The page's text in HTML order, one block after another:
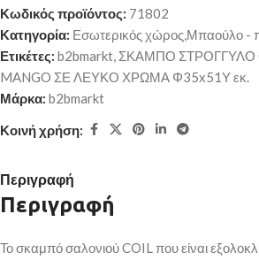
Κωδικός προϊόντος: 71802
Κατηγορία: Εσωτερικός χώρος,Μπαούλο -
Ετικέτες: b2bmarkt, ΣΚΑΜΠΟ ΣΤΡΟΓΓΥΛΟ
MANGO ΣΕ ΛΕΥΚΟ ΧΡΩΜΑ Φ35x51Υ εκ.
Μάρκα: b2bmarkt
Κοινή χρήση:
Περιγραφή
Περιγραφή
Το σκαμπό σαλονιού COIL που είναι